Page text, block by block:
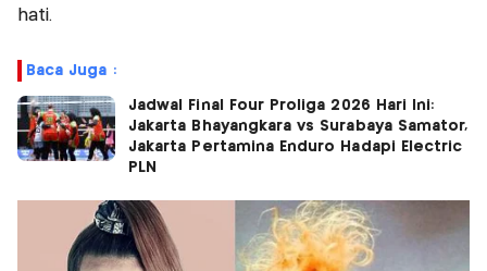
hati.
Baca Juga :
Jadwal Final Four Proliga 2026 Hari Ini:
Jakarta Bhayangkara vs Surabaya Samator,
Jakarta Pertamina Enduro Hadapi Electric
PLN